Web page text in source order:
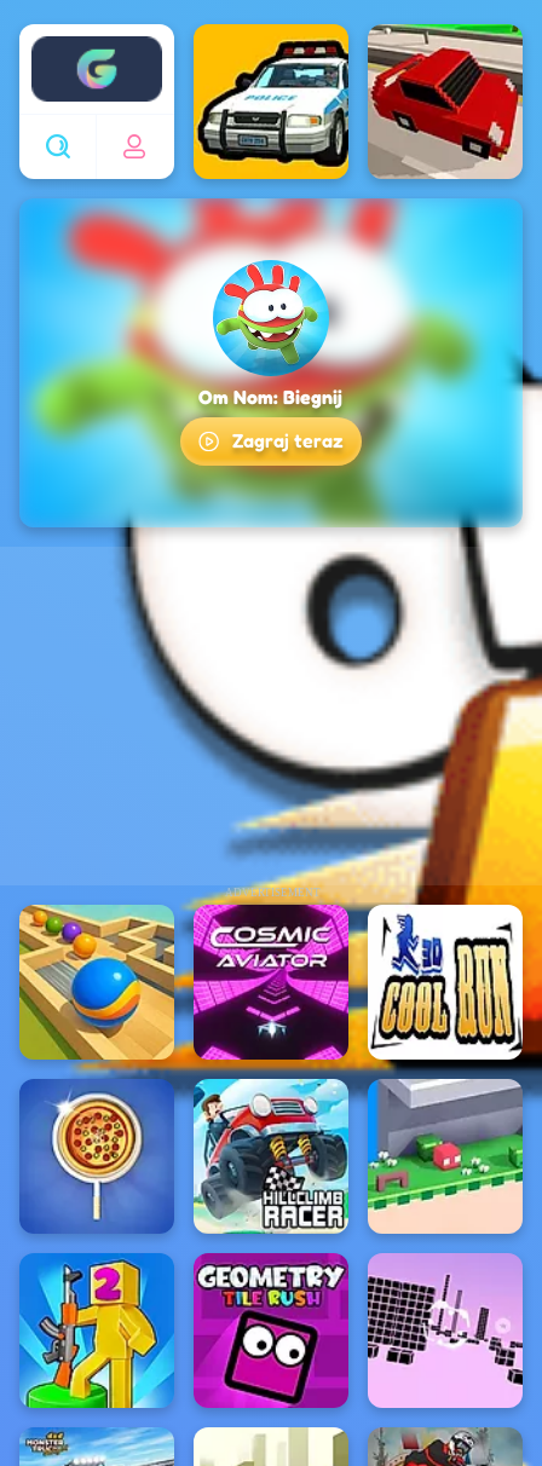
Enjoy4fun
ADVERTISEMENT
Om Nom: Biegnij
Zagraj teraz